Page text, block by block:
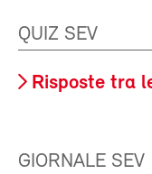
QUIZ SEV
Risposte tra
GIORNALE SEV